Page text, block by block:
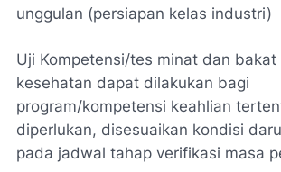
unggulan (persiapan kelas industri)
Uji Kompetensi/tes minat dan
kesehatan dapat dilakukan bagi
program/kompetensi keahlian
diperlukan, disesuaikan kondisi
pada jadwal tahap verifikasi masa